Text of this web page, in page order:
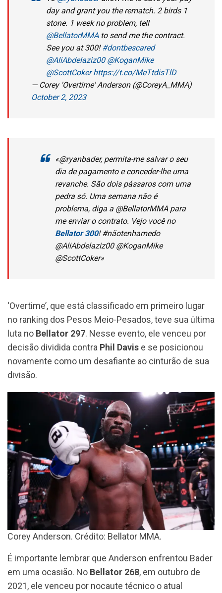
day and grant you the rematch. 2 birds 1
stone. 1 week no problem, tell
@BellatorMMAto send me the contract.
See you at 300!#dontbescared
@AliAbdelaziz00 @KoganMike
@ScottCoker https://t.co/MeTtdisTlD
— Corey 'Overtime' Anderson (@CoreyA_MMA)
October 2, 2023
«@ryanbader, permita-me salvar o seu
dia de pagamento e conceder-lhe uma
revanche. São dois pássaros com uma
pedra só. Uma semana não é
problema, diga a @BellatorMMA para
me enviar o contrato. Vejo você no
Bellator 300! #nãotenhamedo
@AliAbdelaziz00 @KoganMike
@ScottCoker»
‘Overtime’, que está classificado em primeiro lugar
no ranking dos Pesos Meio-Pesados, teve sua última
luta no Bellator 297. Nesse evento, ele venceu por
decisão dividida contra Phil Davis e se posicionou
novamente como um desafiante ao cinturão de sua
divisão.
Corey Anderson. Crédito: Bellator MMA.
É importante lembrar que Anderson enfrentou Bader
em uma ocasião. No Bellator 268, em outubro de
2021, ele venceu por nocaute técnico o atual